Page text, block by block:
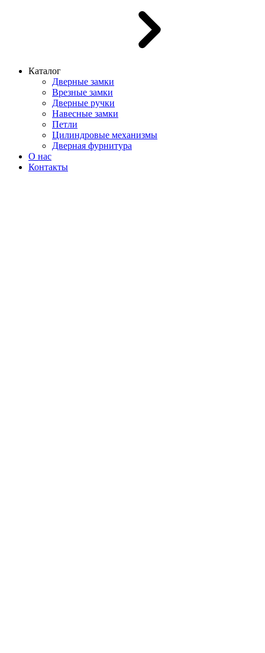
Каталог
Дверные замки
Врезные замки
Дверные ручки
Навесные замки
Петли
Цилиндровые механизмы
Дверная фурнитура
О нас
Контакты